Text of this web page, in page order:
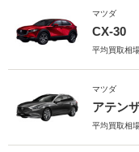
マツダ
CX-30
平均買取相
マツダ
アテン
平均買取相